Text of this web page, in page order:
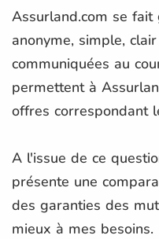
Assurland.com se fait
anonyme, simple,
communiquées au
permettent à
offres correspondant
A l'issue de ce
présente une
des garanties des
mieux à mes besoins.